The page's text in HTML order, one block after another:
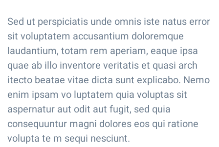
Sed ut perspiciatis unde omnis iste natus error
sit voluptatem accusantium doloremque
laudantium, totam rem aperiam, eaque ipsa
quae ab illo inventore veritatis et quasi arch
itecto beatae vitae dicta sunt explicabo. Nemo
enim ipsam vo luptatem quia voluptas sit
aspernatur aut odit aut fugit, sed quia
consequuntur magni dolores eos qui ratione
volupta te m sequi nesciunt.